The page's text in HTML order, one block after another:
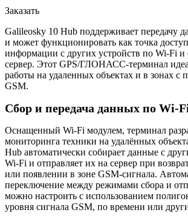
Заказать
Galileosky 10 Hub поддерживает передачу
и может функционировать как точка
информации с других устройств по Wi-Fi и
сервер. Этот GPS/ГЛОНАСС-терминал
работы на удаленных объектах и в зонах с
GSM.
Сбор и передача данных по Wi-
Оснащенный Wi-Fi модулем, терминал
мониторинга техники на удалённых
Hub автоматически собирает данные с
Wi-Fi и отправляет их на сервер при
или появлении в зоне GSM-сигнала.
переключение между режимами сбора и
можно настроить с использованием
уровня сигнала GSM, по времени или